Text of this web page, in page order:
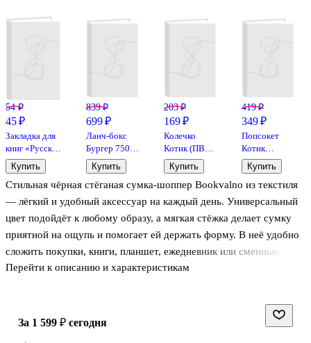
Стильная чёрная стёганая сумка-шоппер Bookvalno из текстиля
— лёгкий и удобный аксессуар на каждый день. Универсальный
цвет подойдёт к любому образу, а мягкая стёжка делает сумку
приятной на ощупь и помогает ей держать форму. В неё удобно
сложить покупки, книги, планшет, ежедневник или сменные
мелочи для офиса и учёбы. Лаконичный дизайн уместен и в
Перейти к описанию и характеристикам
54 ₽
45 ₽
Закладка для
книг «Русские
классики»,
пластик, Be
positive
Купить
839 ₽
699 ₽
Ланч-бокс
Бургер 750
мл с
приборами
(пластик)
(14,7х9,7)
Купить
203 ₽
169 ₽
Колечко
Котик (ПВХ)
(Размер 17)
Купить
419 ₽
349 ₽
Попсокет
Котик
мордочка
(ПВХ) (5 см),
Bookvalno
Купить
за 1 599 ₽ сегодня